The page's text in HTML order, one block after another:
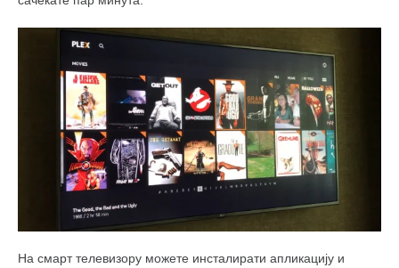
На смарт телевизору можете инсталирати апликацију и